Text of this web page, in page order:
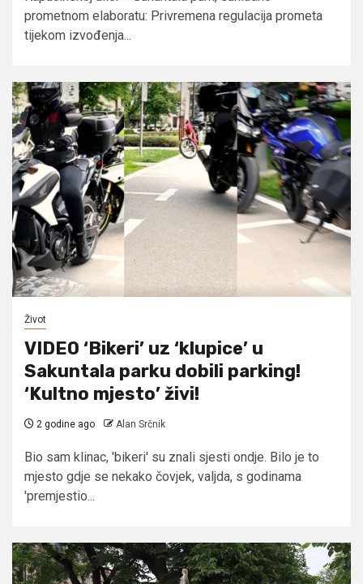
prometnom elaboratu: Privremena regulacija prometa
tijekom izvođenja...
Život
VIDEO ‘Bikeri’ uz ‘klupice’ u
Sakuntala parku dobili parking!
‘Kultno mjesto’ živi!
2 godine ago Alan Srčnik
Bio sam klinac, 'bikeri' su znali sjesti ondje. Bilo je to
mjesto gdje se nekako čovjek, valjda, s godinama
'premjestio...